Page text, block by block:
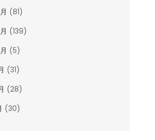
(81)
(139)
(5)
(31)
(28)
(30)